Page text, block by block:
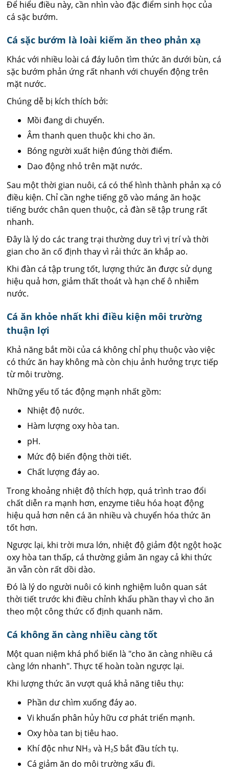
Để hiểu điều này, cần nhìn vào đặc điểm sinh học của
cá sặc bướm.
Cá sặc bướm là loài kiếm ăn theo phản xạ
Khác với nhiều loài cá đáy luôn tìm thức ăn dưới bùn, cá
sặc bướm phản ứng rất nhanh với chuyển động trên
mặt nước.
Chúng dễ bị kích thích bởi:
Mồi đang di chuyển.
Âm thanh quen thuộc khi cho ăn.
Bóng người xuất hiện đúng thời điểm.
Dao động nhỏ trên mặt nước.
Sau một thời gian nuôi, cá có thể hình thành phản xạ có
điều kiện. Chỉ cần nghe tiếng gõ vào máng ăn hoặc
tiếng bước chân quen thuộc, cả đàn sẽ tập trung rất
nhanh.
Đây là lý do các trang trại thường duy trì vị trí và thời
gian cho ăn cố định thay vì rải thức ăn khắp ao.
Khi đàn cá tập trung tốt, lượng thức ăn được sử dụng
hiệu quả hơn, giảm thất thoát và hạn chế ô nhiễm
nước.
Cá ăn khỏe nhất khi điều kiện môi trường
thuận lợi
Khả năng bắt mồi của cá không chỉ phụ thuộc vào việc
có thức ăn hay không mà còn chịu ảnh hưởng trực tiếp
từ môi trường.
Những yếu tố tác động mạnh nhất gồm:
Nhiệt độ nước.
Hàm lượng oxy hòa tan.
pH.
Mức độ biến động thời tiết.
Chất lượng đáy ao.
Trong khoảng nhiệt độ thích hợp, quá trình trao đổi
chất diễn ra mạnh hơn, enzyme tiêu hóa hoạt động
hiệu quả hơn nên cá ăn nhiều và chuyển hóa thức ăn
tốt hơn.
Ngược lại, khi trời mưa lớn, nhiệt độ giảm đột ngột hoặc
oxy hòa tan thấp, cá thường giảm ăn ngay cả khi thức
ăn vẫn còn rất dồi dào.
Đó là lý do người nuôi có kinh nghiệm luôn quan sát
thời tiết trước khi điều chỉnh khẩu phần thay vì cho ăn
theo một công thức cố định quanh năm.
Cá không ăn càng nhiều càng tốt
Một quan niệm khá phổ biến là "cho ăn càng nhiều cá
càng lớn nhanh". Thực tế hoàn toàn ngược lại.
Khi lượng thức ăn vượt quá khả năng tiêu thụ:
Phần dư chìm xuống đáy ao.
Vi khuẩn phân hủy hữu cơ phát triển mạnh.
Oxy hòa tan bị tiêu hao.
Khí độc như NH₃ và H₂S bắt đầu tích tụ.
Cá giảm ăn do môi trường xấu đi.